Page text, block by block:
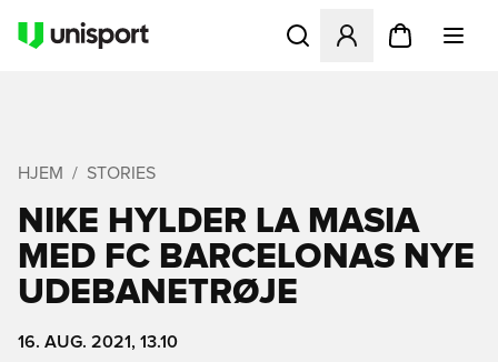
Åbner en Modal til at
HJEM STORIES
NIKE HYLDER LA MASIA
MED FC BARCELONAS NYE
UDEBANETRØJE
16. AUG. 2021, 13.10